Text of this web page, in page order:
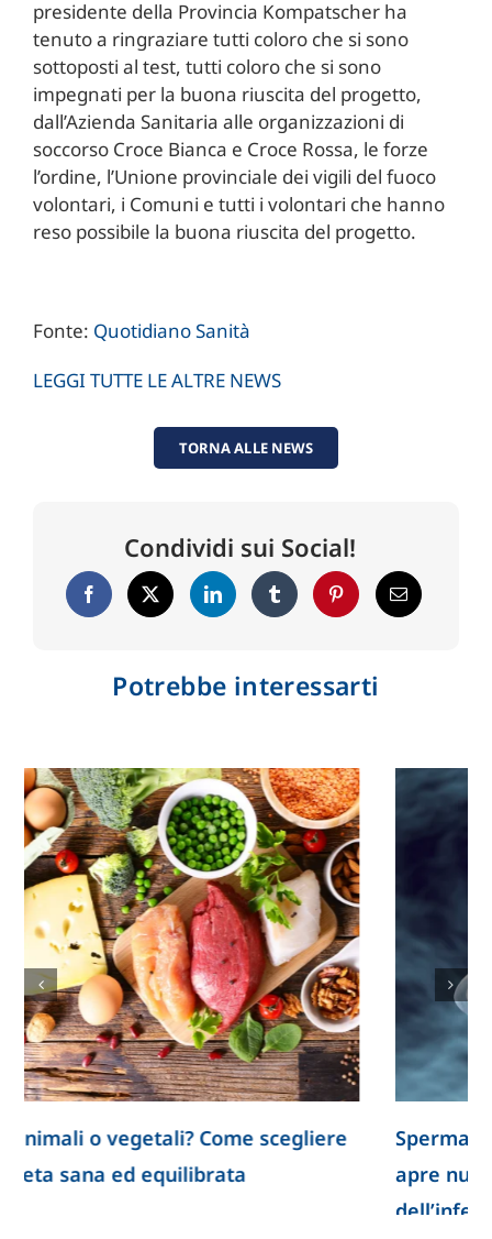
presidente della Provincia Kompatscher ha
tenuto a ringraziare tutti coloro che si sono
sottoposti al test, tutti coloro che si sono
impegnati per la buona riuscita del progetto,
dall’Azienda Sanitaria alle organizzazioni di
soccorso Croce Bianca e Croce Rossa, le forze
l’ordine, l’Unione provinciale dei vigili del fuoco
volontari, i Comuni e tutti i volontari che hanno
reso possibile la buona riuscita del progetto.
Fonte: Quotidiano Sanità
LEGGI TUTTE LE ALTRE NEWS
TORNA ALLE NEWS
Condividi sui Social!
Potrebbe interessarti
Spermatozoi creati in laboratorio: la ricerca
apre nuove prospettive per lo studio